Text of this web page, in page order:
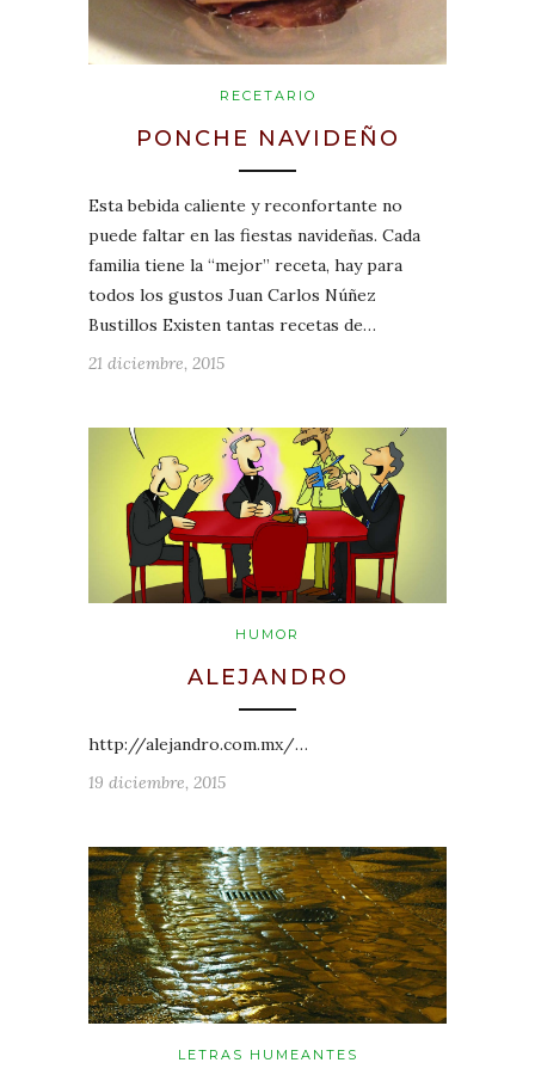
RECETARIO
PONCHE NAVIDEÑO
Esta bebida caliente y reconfortante no
puede faltar en las fiestas navideñas. Cada
familia tiene la “mejor” receta, hay para
todos los gustos Juan Carlos Núñez
Bustillos Existen tantas recetas de…
21 diciembre, 2015
HUMOR
ALEJANDRO
http://alejandro.com.mx/…
19 diciembre, 2015
LETRAS HUMEANTES